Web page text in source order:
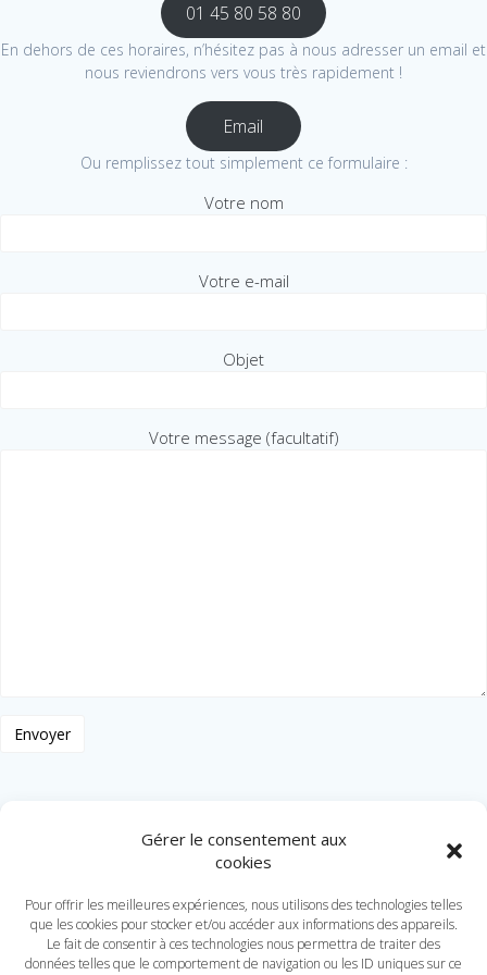
Gérer le consentement aux
cookies
Pour offrir les meilleures expériences, nous utilisons des technologies telles
que les cookies pour stocker et/ou accéder aux informations des appareils.
Le fait de consentir à ces technologies nous permettra de traiter des
données telles que le comportement de navigation ou les ID uniques sur ce
01 45 80 58 80
En dehors de ces horaires, n’hésitez pas à nous adresser un email et
nous reviendrons vers vous très rapidement !
Email
Ou remplissez tout simplement ce formulaire :
Votre nom
Votre e-mail
Objet
Votre message (facultatif)
DOLMEN GESTION
© 2026 DOLMEN GESTION